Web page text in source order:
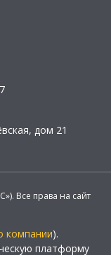
дом 21
Все права на сайт
компании).
платформу